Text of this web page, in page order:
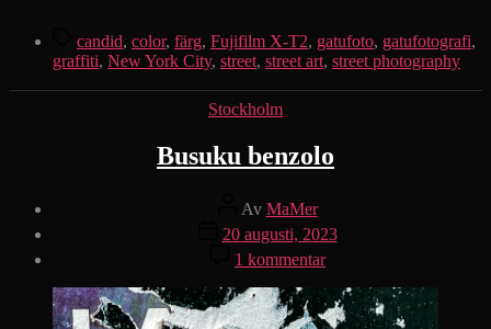
Etiketter
candid, color, färg, Fujifilm X-T2, gatufoto, gatufotografi,
graffiti, New York City, street, street art, street photography
Kategorier
Stockholm
Busuku benzolo
Inläggsförfattare
Av MaMer
Inläggsdatum
20 augusti, 2023
1 kommentartill
Busuku
benzolo